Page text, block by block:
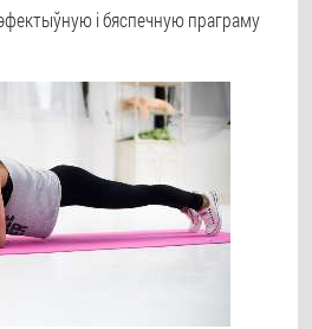
і бяспечную праграму